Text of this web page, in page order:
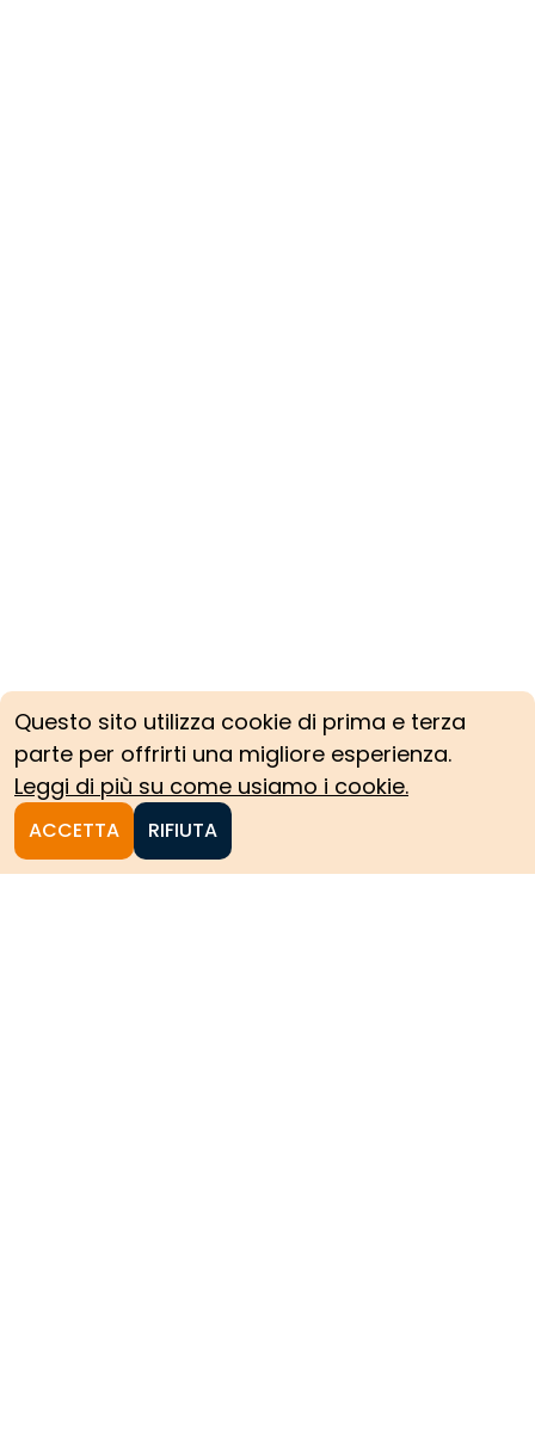
Questo sito utilizza cookie di prima e terza
parte per offrirti una migliore esperienza.
Leggi di più su come usiamo i cookie.
ACCETTA RIFIUTA